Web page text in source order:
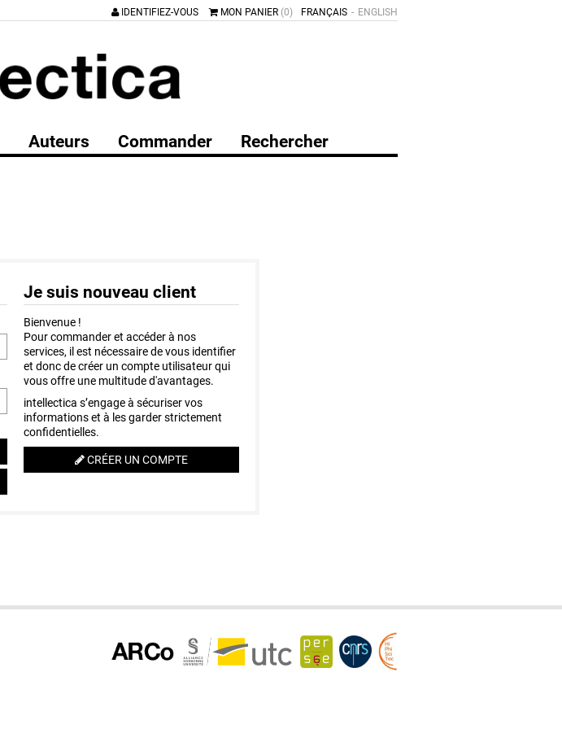
ENGLISH
FRANÇAIS
IDENTIFIEZ-VOUS MON PANIER (0)
Auteurs Commander Rechercher
Je suis nouveau client
Bienvenue !
Pour commander et accéder à nos
services, il est nécessaire de vous identifier
et donc de créer un compte utilisateur qui
vous offre une multitude d'avantages.
intellectica s’engage à sécuriser vos
informations et à les garder strictement
confidentielles.
CRÉER UN COMPTE